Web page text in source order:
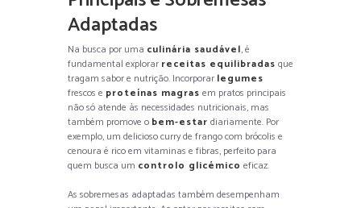
Adaptadas
Na busca por uma culinária saudável, é
fundamental explorar receitas equilibradas que
tragam sabor e nutrição. Incorporar legumes
frescos e proteínas magras em pratos principais
não só atende às necessidades nutricionais, mas
também promove o bem-estar diariamente. Por
exemplo, um delicioso curry de frango com brócolis e
cenoura é rico em vitaminas e fibras, perfeito para
quem busca um controlo glicémico eficaz.
As sobremesas adaptadas também desempenham